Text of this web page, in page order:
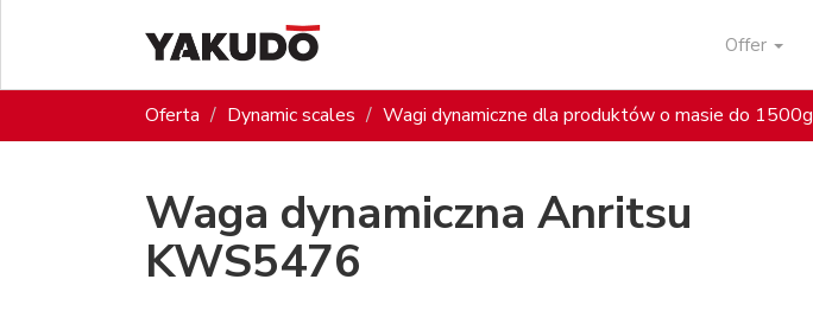
Offer
Oferta Dynamic scales Wagi dynamiczne dla produktów o masie do 1500g
Waga dynamiczna Anritsu
KWS5476